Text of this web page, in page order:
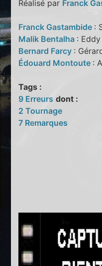
Réalisé par Franck
Franck Gastambide :
Malik Bentalha :
Bernard Farcy :
Édouard Montoute :
Tags :
9 Erreurs dont :
2 Tournage
7 Remarques